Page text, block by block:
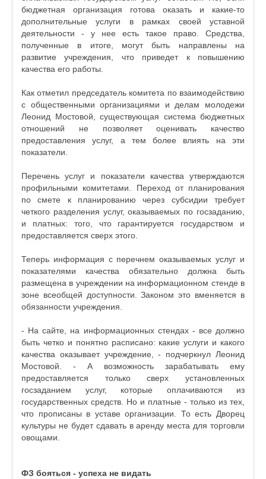
бюджетная организация готова оказать и какие-то
дополнительные услуги в рамках своей уставной
деятельности - у нее есть такое право. Средства,
полученные в итоге, могут быть направлены на
развитие учреждения, что приведет к повышению
качества его работы.
Как отметил председатель комитета по взаимодействию
с общественными организациями и делам молодежи
Леонид Мостовой, существующая система бюджетных
отношений не позволяет оценивать качество
предоставления услуг, а тем более влиять на эти
показатели.
Перечень услуг и показатели качества утверждаются
профильными комитетами. Переход от планирования
по смете к планированию через субсидии требует
четкого разделения услуг, оказываемых по госзаданию,
и платных: того, что гарантируется государством и
предоставляется сверх этого.
Теперь информация с перечнем оказываемых услуг и
показателями качества обязательно должна быть
размещена в учреждении на информационном стенде в
зоне всеобщей доступности. Законом это вменяется в
обязанности учреждения.
- На сайте, на информационных стендах - все должно
быть четко и понятно расписано: какие услуги и какого
качества оказывает учреждение, - подчеркнул Леонид
Мостовой. - А возможность зарабатывать ему
предоставляется только сверх установленных
госзаданием услуг, которые оплачиваются из
государственных средств. Но и платные - только из тех,
что прописаны в уставе организации. То есть Дворец
культуры не будет сдавать в аренду места для торговли
овощами.
ФЗ бояться - успеха не видать